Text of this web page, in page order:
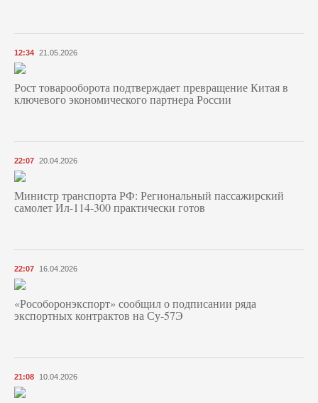
12:34 21.05.2026
Рост товарооборота подтверждает превращение Китая в
ключевого экономического партнера России
22:07 20.04.2026
Министр транспорта РФ: Региональный пассажирский
самолет Ил-114-300 практически готов
22:07 16.04.2026
«Рособоронэкспорт» сообщил о подписании ряда
экспортных контрактов на Су-57Э
21:08 10.04.2026